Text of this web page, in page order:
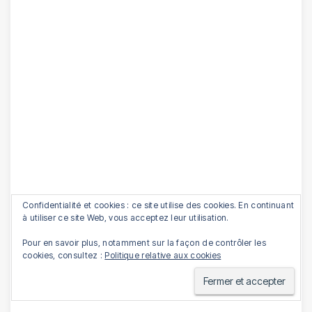
Confidentialité et cookies : ce site utilise des cookies. En continuant
à utiliser ce site Web, vous acceptez leur utilisation.
Pour en savoir plus, notamment sur la façon de contrôler les
cookies, consultez : Politique relative aux cookies